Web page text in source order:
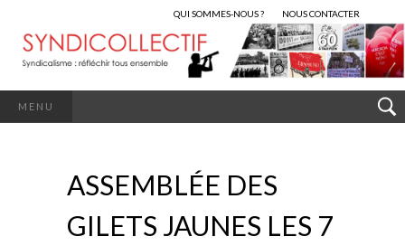
QUI SOMMES-NOUS ? NOUS CONTACTER
MENU
ASSEMBLÉE DES
GILETS JAUNES LES 7